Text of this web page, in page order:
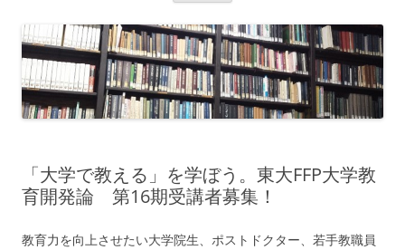
「大学で教える」を学ぼう。東大FFP大学教
育開発論 第16期受講者募集！
教育力を向上させたい大学院生、ポストドクター、若手教職員